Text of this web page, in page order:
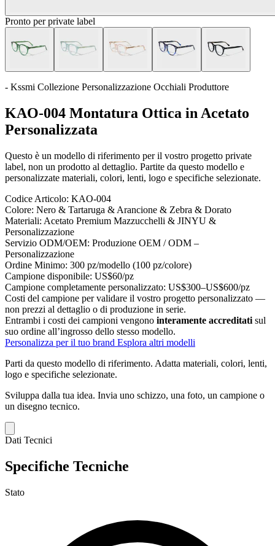
Pronto per private label
- Kssmi Collezione Personalizzazione Occhiali Produttore
KAO-004 Montatura Ottica in Acetato
Personalizzata
Questo è un modello di riferimento per il vostro progetto private
label, non un prodotto al dettaglio. Partite da questo modello e
personalizzate materiali, colori, lenti, logo e specifiche selezionate.
Codice Articolo: KAO-004
Colore: Nero & Tartaruga & Arancione & Zebra & Dorato
Materiali: Acetato Premium Mazzucchelli & JINYU &
Personalizzazione
Servizio ODM/OEM: Produzione OEM / ODM –
Personalizzazione
Ordine Minimo: 300 pz/modello (100 pz/colore)
Campione disponibile: US$60/pz
Campione completamente personalizzato: US$300–US$600/pz
Costi del campione per validare il vostro progetto personalizzato —
non prezzi al dettaglio o di produzione in serie.
Entrambi i costi dei campioni vengono interamente accreditati sul
suo ordine all’ingrosso dello stesso modello.
Personalizza per il tuo brand Esplora altri modelli
Parti da questo modello di riferimento. Adatta materiali, colori, lenti,
logo e specifiche selezionate.
Sviluppa dalla tua idea. Invia uno schizzo, una foto, un campione o
un disegno tecnico.
Dati Tecnici
Specifiche Tecniche
Stato